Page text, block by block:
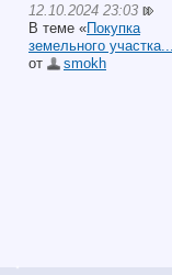
12.10.2024 23:03
В теме «Покупка
земельного
от
smokh